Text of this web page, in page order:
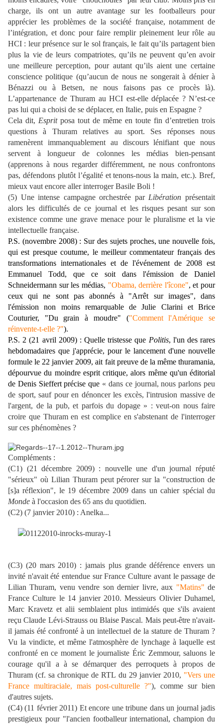
charge, ils ont un autre avantage sur les footballeurs pour
apprécier les problèmes de la société française, notamment de
l’intégration, et donc pour faire remplir pleinement leur rôle au
HCI : leur présence sur le sol français, le fait qu’ils partagent bien
plus la vie de leurs compatriotes, qu’ils ne peuvent qu’en avoir
une meilleure perception, pour autant qu’ils aient une certaine
conscience politique (qu’aucun de nous ne songerait à dénier à
Bénazzi ou à Betsen, ne nous faisons pas ce procès là).
L’appartenance de Thuram au HCI est-elle déplacée ? N’est-ce
pas lui qui a choisi de se déplacer, en Italie, puis en Espagne ?
Cela dit, Espritposa tout de même en toute fin d’entretien trois
questions à Thuram relatives au sport. Ses réponses nous
ramenèrent immanquablement au discours lénifiant que nous
servent à longueur de colonnes les médias bien-pensant
(apprenons à nous regarder différemment, ne nous confrontons
pas, défendons plutôt l’égalité et tenons-nous la main, etc.). Bref,
mieux vaut encore aller interroger Basile Boli !
(5) Une intense campagne orchestrée par Libération présentait
alors les difficultés de ce journal et les risques pesant sur son
existence comme une grave menace pour le pluralisme et la vie
intellectuelle française.
P.S. (novembre 2008) : Sur des sujets proches, une nouvelle fois,
qui est presque coutume, le meilleur commentateur français des
transformations internationales et de l'événement de 2008 est
Emmanuel Todd, que ce soit dans l'émission de Daniel
Schneidermann sur les médias, "Obama, derrière l'îcone", et pour
ceux qui ne sont pas abonnés à "Arrêt sur images", dans
l'émission non moins remarquable de Julie Clarini et Brice
Couturier, "Du grain à moudre" ("Comment l'Amérique se
réinvente-t-elle ?").
P.S. 2 (21 avril 2009) : Quelle tristesse que Politis, l'un des rares
hebdomadaires que j'apprécie, pour le lancement d'une nouvelle
formule le 22 janvier 2009, ait fait preuve de la même thuramania,
dépourvue du moindre esprit critique, alors même qu'un éditorial
de Denis Sieffert précise que « dans ce journal, nous parlons peu
de sport, sauf pour en dénoncer les excès, l'intrusion massive de
l'argent, de la pub, et parfois du dopage » : veut-on nous faire
croire que Thuram en est complice en s'abstenant de l'interroger
sur ces phénomènes ?
Compléments :
(C1) (21 décembre 2009) : nouvelle une d'un journal réputé
"sérieux" où Lilian Thuram peut pérorer sur la "construction de
[s]a réflexion", le 19 décembre 2009 dans un cahier spécial du
Monde à l'occasion des 65 ans du quotidien.
(C2) (7 janvier 2010) : Anelka...
(C3) (20 mars 2010) : jamais plus grande déférence envers un
invité n'avait été entendue sur France Culture avant le passage de
Lilian Thuram, venu vendre son dernier livre, aux "Matins" de
France Culture le 14 janvier 2010. Messieurs Olivier Duhamel,
Marc Kravetz et alii semblaient plus intimidés que s'ils avaient
reçu Claude Lévi-Strauss ou Blaise Pascal. Mais peut-être n'avait-
il jamais été confronté à un intellectuel de la stature de Thuram ?
Vu la vindicte, et même l'atmosphère de lynchage à laquelle est
confronté en ce moment le journaliste Éric Zemmour, saluons le
courage qu'il a à se démarquer des perroquets à propos de
Thuram (cf. sa chronique de RTL du 29 janvier 2010, "Vers une
France multiraciale, mais post-culturelle ?"), comme sur bien
d'autres sujets.
(C4) (11 février 2011) Et encore une tribune dans un journal jadis
prestigieux pour "l'ancien footballeur international, champion du